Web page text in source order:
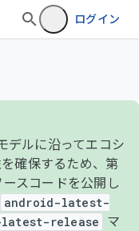
ログイン
デルに沿ってエコシ
確保するため、第
スコードを公開し
android-latest-
release
マ